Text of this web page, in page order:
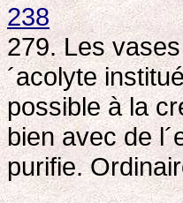
238
279. Les
´acolyte
possible à la
bien avec de
purifie.